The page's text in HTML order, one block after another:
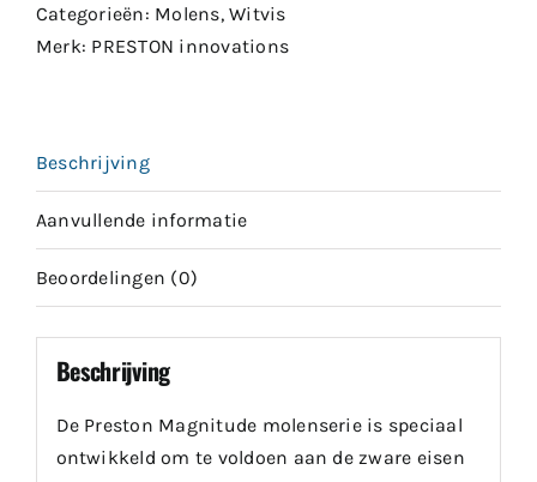
Categorieën: Molens,Witvis
Merk: PRESTON innovations
Beschrijving
Aanvullende informatie
Beoordelingen (0)
Beschrijving
De Preston Magnitude molenserie is speciaal
ontwikkeld om te voldoen aan de zware eisen